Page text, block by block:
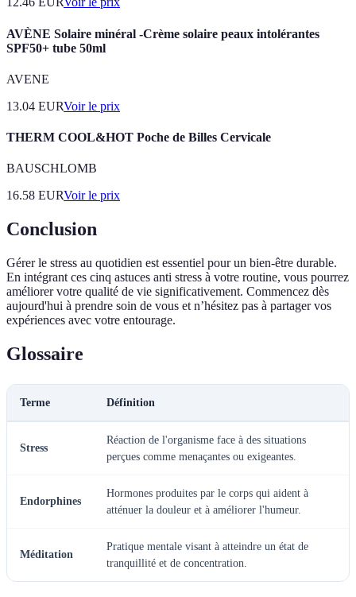
AVÈNE Solaire minéral -Crème solaire peaux intolérantes
SPF50+ tube 50ml
AVENE
13.04 EURVoir le prix
THERM COOL&HOT Poche de Billes Cervicale
BAUSCHLOMB
16.58 EURVoir le prix
Conclusion
Gérer le stress au quotidien est essentiel pour un bien-être durable.
En intégrant ces cinq astuces anti stress à votre routine, vous pourrez
améliorer votre qualité de vie significativement. Commencez dès
aujourd'hui à prendre soin de vous et n’hésitez pas à partager vos
expériences avec votre entourage.
Glossaire
Terme Définition
Stress
Réaction de l'organisme face à des situations
perçues comme menaçantes ou exigeantes.
Endorphines
Hormones produites par le corps qui aident à
atténuer la douleur et à améliorer l'humeur.
Méditation
Pratique mentale visant à atteindre un état de
tranquillité et de concentration.